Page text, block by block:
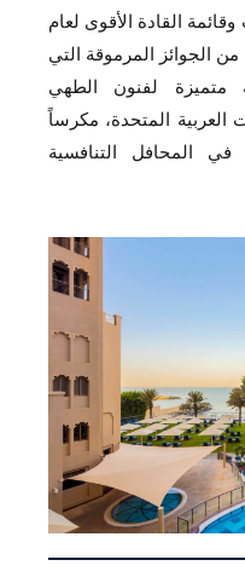
القادة الأقوى لعام
الجوائز المرموقة التي
متميزة لفنون الطهي
العربية المتحدة، مكرساً
المحافل التنافسية